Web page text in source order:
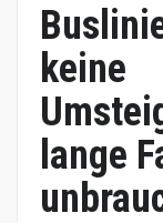
keine
lange